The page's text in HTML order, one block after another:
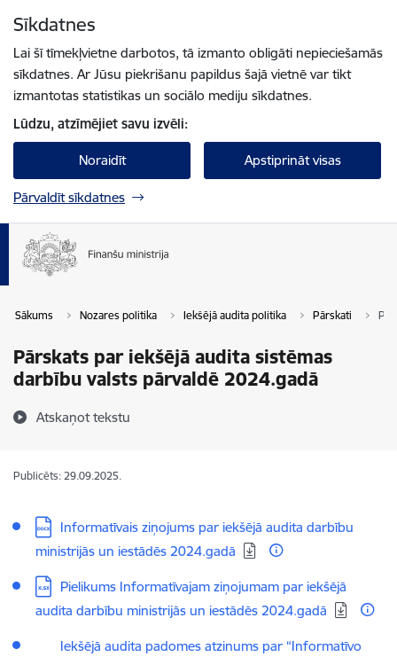
Sīkdatnes
Lai šī tīmekļvietne darbotos, tā izmanto obligāti nepieciešamās
sīkdatnes. Ar Jūsu piekrišanu papildus šajā vietnē var tikt
izmantotas statistikas un sociālo mediju sīkdatnes.
Lūdzu, atzīmējiet savu izvēli:
Noraidīt Apstiprināt visas
Pārvaldīt sīkdatnes
Sākums Nozares politika Iekšējā audita politika Pārskati
Pārskats par iekšējā audita sistēmas
darbību valsts pārvaldē 2024.gadā
Atskaņot tekstu
Publicēts: 29.09.2025.
Lejupielādēt:
Informatīvais ziņojums par iekšējā audita darbību
ministrijās un iestādēs 2024.gadā
Lejupielādēt:
Pielikums Informatīvajam ziņojumam par iekšējā
audita darbību ministrijās un iestādēs 2024.gadā
Lejupielādēt:
Iekšējā audita padomes atzinums par “Informatīvo